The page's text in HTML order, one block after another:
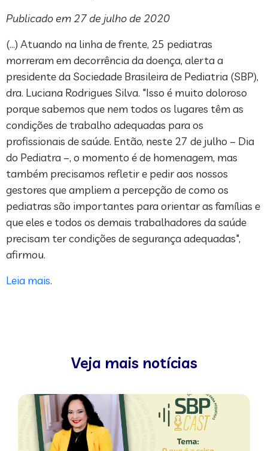
Publicado em 27 de julho de 2020
(…) Atuando na linha de frente, 25 pediatras
morreram em decorrência da doença, alerta a
presidente da Sociedade Brasileira de Pediatria (SBP),
dra. Luciana Rodrigues Silva. "Isso é muito doloroso
porque sabemos que nem todos os lugares têm as
condições de trabalho adequadas para os
profissionais de saúde. Então, neste 27 de julho – Dia
do Pediatra –, o momento é de homenagem, mas
também precisamos refletir e pedir aos nossos
gestores que ampliem a percepção de como os
pediatras são importantes para orientar as famílias e
que eles e todos os demais trabalhadores da saúde
precisam ter condições de segurança adequadas",
afirmou.
Leia mais.
Veja mais notícias